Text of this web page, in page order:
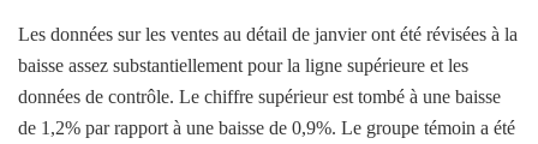
Les données sur les ventes au détail de janvier ont été révisées à la
baisse assez substantiellement pour la ligne supérieure et les
données de contrôle. Le chiffre supérieur est tombé à une baisse
de 1,2% par rapport à une baisse de 0,9%. Le groupe témoin a été